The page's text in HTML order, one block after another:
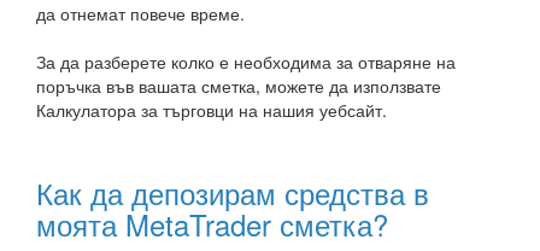
да отнемат повече време.
За да разберете колко е необходима за отваряне на
поръчка във вашата сметка, можете да използвате
Калкулатора за търговци на нашия уебсайт.
Как да депозирам средства в
моята MetaTrader сметка?